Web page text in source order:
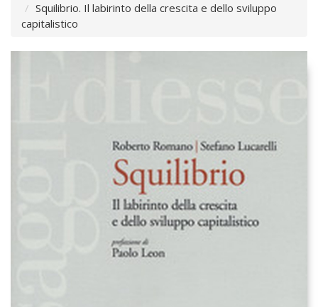
Squilibrio. Il labirinto della crescita e dello sviluppo
capitalistico